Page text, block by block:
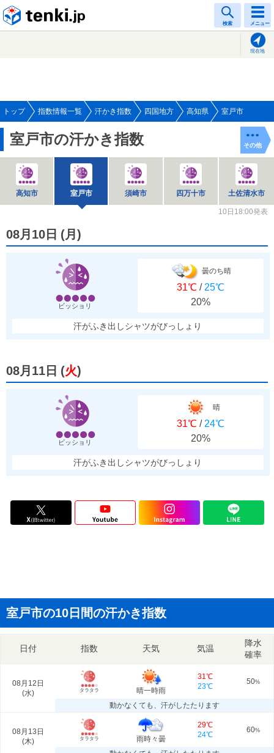
検索 メニュー
現在地
トップ 指数情報一覧 汗かき指数 四国地方 高知県 室戸市
室戸市の汗かき指数
高知市 室戸市 須崎市 四万十市 土佐清水市
その他
10日18:00発表
08月10日 (月 )
ビッショリ
曇のち晴
31℃ / 25℃
20%
汗がふき出しシャツがびっしょり
08月11日 (火)
ビッショリ
晴
31℃ / 24℃
20%
汗がふき出しシャツがびっしょり
室戸市の10日間の汗かき指数
日付 指数 天気 気温
降水
確率
08月12日
(水) タラタラ 晴一時雨
31℃
23℃
50%
動かなくても、汗がしたたります
08月13日
(木) タラタラ 雨時々曇
29℃
24℃
60%